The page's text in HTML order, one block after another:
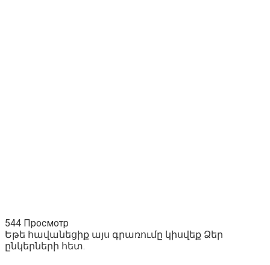
544 Просмотр
Եթե հավանեցիք այս գրառումը կիսվեք Ձեր
ընկերների հետ.